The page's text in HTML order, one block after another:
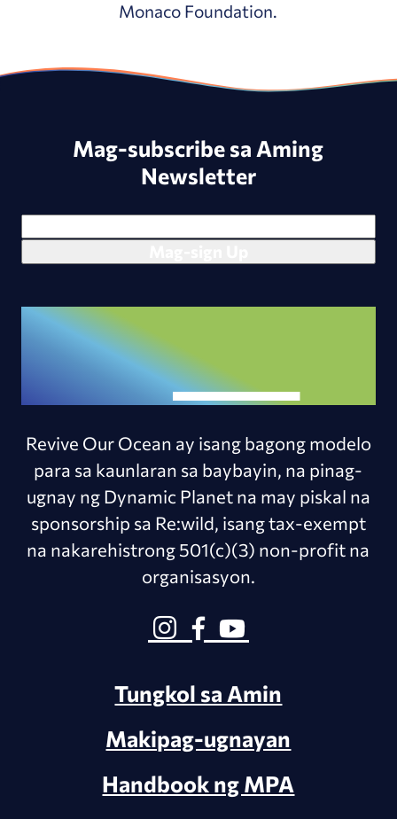
Monaco Foundation.
Mag-subscribe sa Aming
Newsletter
Revive Our Ocean ay isang bagong modelo
para sa kaunlaran sa baybayin, na pinag-
ugnay ng Dynamic Planet na may piskal na
sponsorship sa Re:wild, isang tax-exempt
na nakarehistrong 501(c)(3) non-profit na
organisasyon.
Tungkol sa Amin
Makipag-ugnayan
Handbook ng MPA